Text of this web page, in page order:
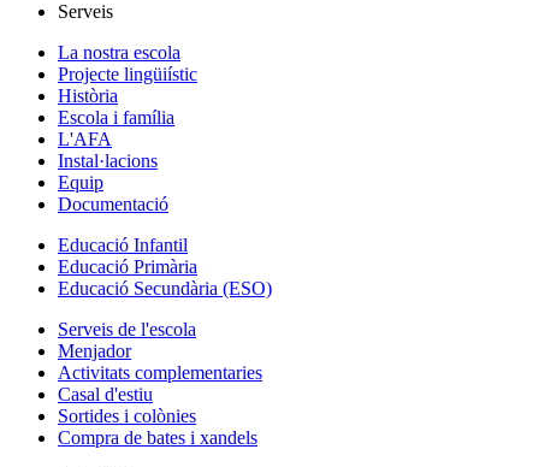
Serveis
La nostra escola
Projecte lingüiístic
Història
Escola i família
L'AFA
Instal·lacions
Equip
Documentació
Educació Infantil
Educació Primària
Educació Secundària (ESO)
Serveis de l'escola
Menjador
Activitats complementaries
Casal d'estiu
Sortides i colònies
Compra de bates i xandels